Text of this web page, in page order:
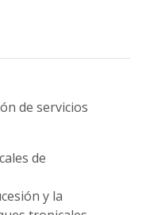
de servicios
de
y la